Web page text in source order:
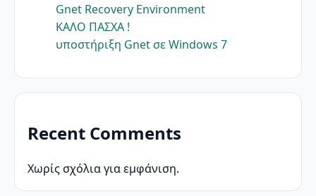
Gnet Recovery Environment
ΚΑΛΟ ΠΑΣΧΑ !
υποστήριξη Gnet σε Windows 7
Recent Comments
Χωρίς σχόλια για εμφάνιση.